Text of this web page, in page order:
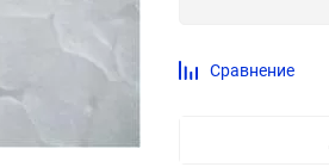
Сравнение